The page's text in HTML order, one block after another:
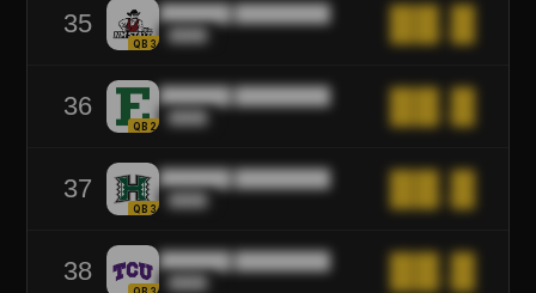
35
QB3
██████ ████████
████
36
QB2
██████ ████████
████
37
QB3
██████ ████████
████
38 ██████ ████████
████